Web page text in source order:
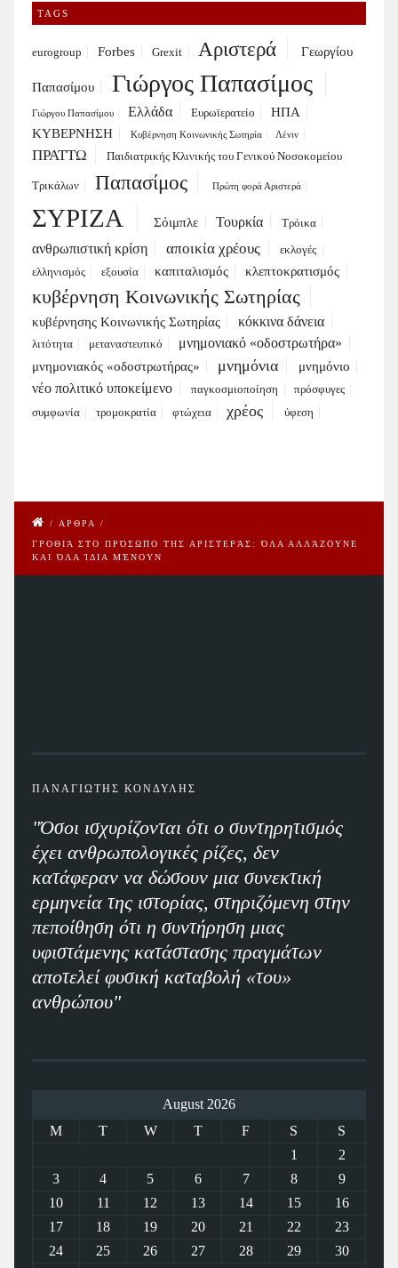
TAGS
eurogroup Forbes Grexit Αριστερά Γεωργίου
Παπασίμου Γιώργος Παπασίμος
Γιώργου Παπασίμου Ελλάδα Ευρωϊερατείο
ΗΠΑ
ΚΥΒΕΡΝΗΣΗ
Κυβέρνηση Κοινωνικής Σωτηρία Λένιν
ΠΡΑΤΤΩ Παιδιατρικής Κλινικής του Γενικού Νοσοκομείου
Τρικάλων Παπασίμος Πρώτη φορά Αριστερά
ΣΥΡΙΖΑ Σόιμπλε Τουρκία Τρόικα
ανθρωπιστική κρίση αποικία χρέους
εκλογές
ελληνισμός
εξουσία καπιταλισμός κλεπτοκρατισμός
κυβέρνηση Κοινωνικής Σωτηρίας
κυβέρνησης Κοινωνικής Σωτηρίας κόκκινα δάνεια
λιτότητα μεταναστευτικό μνημονιακό «οδοστρωτήρα»
μνημονιακός «οδοστρωτήρας» μνημόνια μνημόνιο
νέο πολιτικό υποκείμενο παγκοσμιοποίηση
πρόσφυγες
συμφωνία
τρομοκρατία φτώχεια χρέος ύφεση
/ ΑΡΘΡΑ /
ΓΡΟΘΙΆ ΣΤΟ ΠΡΌΣΩΠΟ ΤΗΣ ΑΡΙΣΤΕΡΆΣ: ΌΛΑ ΑΛΛΆΖΟΥΝΕ
ΚΑΙ ΌΛΑ ΊΔΙΑ ΜΈΝΟΥΝ
ΠΑΝΑΓΙΩΤΗΣ ΚΟΝΔΥΛΗΣ
"Όσοι ισχυρίζονται ότι ο συντηρητισμός
έχει ανθρωπολογικές ρίζες, δεν
κατάφεραν να δώσουν μια συνεκτική
ερμηνεία της ιστορίας, στηριζόμενη στην
πεποίθηση ότι η συντήρηση μιας
υφιστάμενης κατάστασης πραγμάτων
αποτελεί φυσική καταβολή «του»
ανθρώπου"
August 2026
M
T W T F S
S
1
2
3
4 5 6 7 8
9
10
11 12 13 14 15
16
17
18 19 20 21 22
23
24
25 26 27 28 29
30